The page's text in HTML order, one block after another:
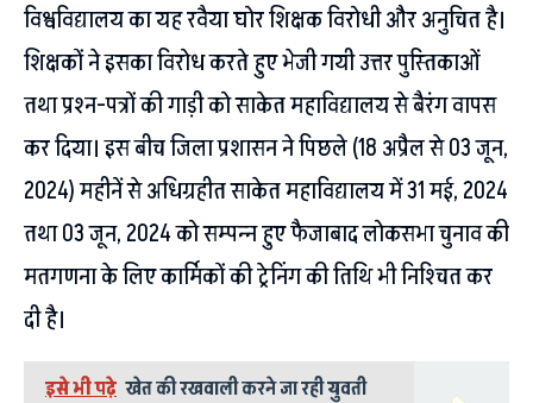
विश्वविद्यालय का यह रवैया घोर शिक्षक विरोधी और अनुचित है।
शिक्षकों ने इसका विरोध करते हुए भेजी गयी उत्तर पुस्तिकाओं
तथा प्रश्न-पत्रों की गाड़ी को साकेत महाविद्यालय से बैरंग वापस
कर दिया। इस बीच जिला प्रशासन ने पिछले (18 अप्रैल से 03 जून,
2024) महीनें से अधिग्रहीत साकेत महाविद्यालय में 31 मई, 2024
तथा 03 जून, 2024 को सम्पन्न हुए फैजाबाद लोकसभा चुनाव की
मतगणना के लिए कार्मिकों की ट्रेनिंग की तिथि भी निश्चित कर
दी है।
इसे भी पढ़े खेत की रखवाली करने जा रही युवती